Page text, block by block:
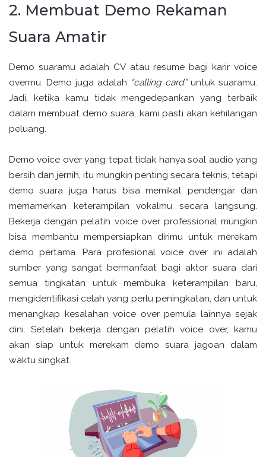
2. Membuat Demo Rekaman
Suara Amatir
Demo suaramu adalah CV atau resume bagi karir voice
overmu. Demo juga adalah “calling card”untuk suaramu.
Jadi, ketika kamu tidak mengedepankan yang terbaik
dalam membuat demo suara, kami pasti akan kehilangan
peluang.
Demo voice over yang tepat tidak hanya soal audio yang
bersih dan jernih, itu mungkin penting secara teknis, tetapi
demo suara juga harus bisa memikat pendengar dan
memamerkan keterampilan vokalmu secara langsung.
Bekerja dengan pelatih voice over professional mungkin
bisa membantu mempersiapkan dirimu untuk merekam
demo pertama. Para profesional voice over ini adalah
sumber yang sangat bermanfaat bagi aktor suara dari
semua tingkatan untuk membuka keterampilan baru,
mengidentifikasi celah yang perlu peningkatan, dan untuk
menangkap kesalahan voice over pemula lainnya sejak
dini. Setelah bekerja dengan pelatih voice over, kamu
akan siap untuk merekam demo suara jagoan dalam
waktu singkat.